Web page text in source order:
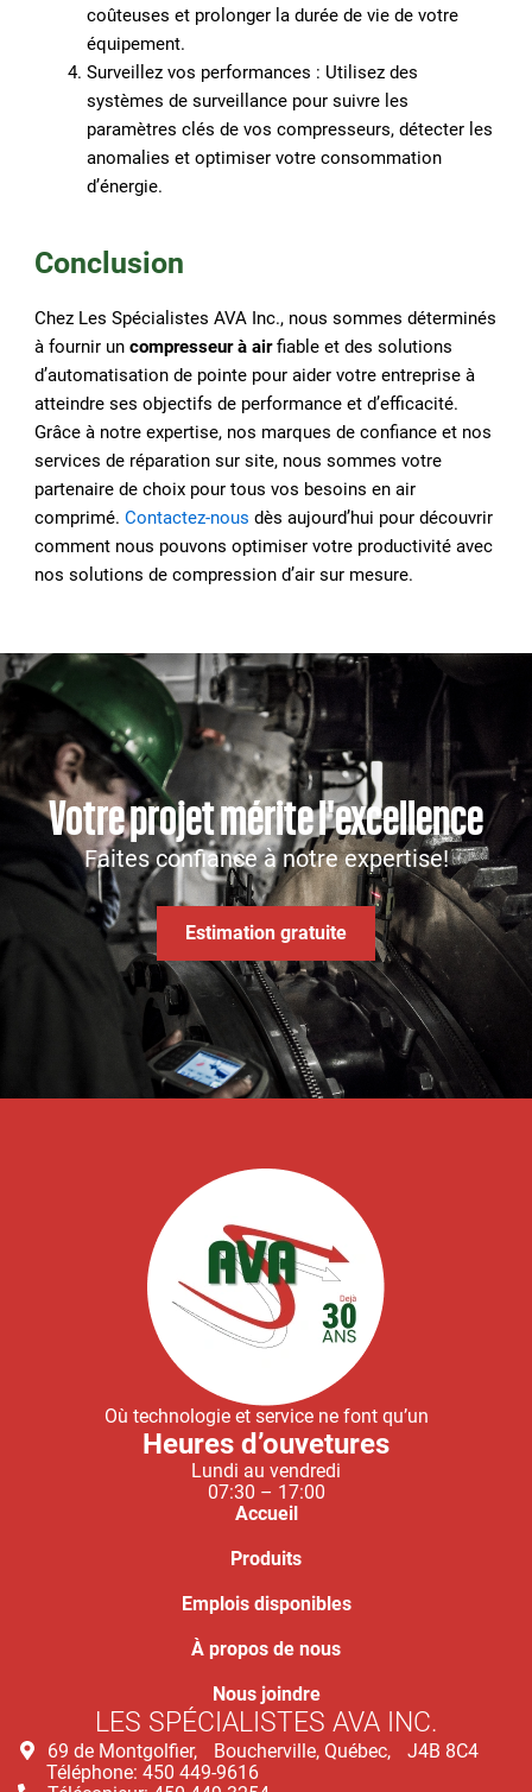
coûteuses et prolonger la durée de vie de votre
équipement.
Surveillez vos performances : Utilisez des
systèmes de surveillance pour suivre les
paramètres clés de vos compresseurs, détecter les
anomalies et optimiser votre consommation
d’énergie.
Conclusion
Chez Les Spécialistes AVA Inc., nous sommes déterminés
à fournir uncompresseur à airfiable et des solutions
d’automatisation de pointe pour aider votre entreprise à
atteindre ses objectifs de performance et d’efficacité.
Grâce à notre expertise, nos marques de confiance et nos
services de réparation sur site, nous sommes votre
partenaire de choix pour tous vos besoins en air
comprimé.Contactez-nous dès aujourd’hui pour découvrir
comment nous pouvons optimiser votre productivité avec
nos solutions de compression d’air sur mesure.
Votre projet mérite l'excellence
Faites confiance à notre expertise!
Estimation gratuite
Où technologie et service ne font qu’un
Heures d’ouvetures
Lundi au vendredi
07:30 – 17:00
Accueil
Produits
Emplois disponibles
À propos de nous
Nous joindre
LES SPÉCIALISTES AVA INC.
69 de Montgolfier, Boucherville, Québec, J4B 8C4
Téléphone: 450 449-9616